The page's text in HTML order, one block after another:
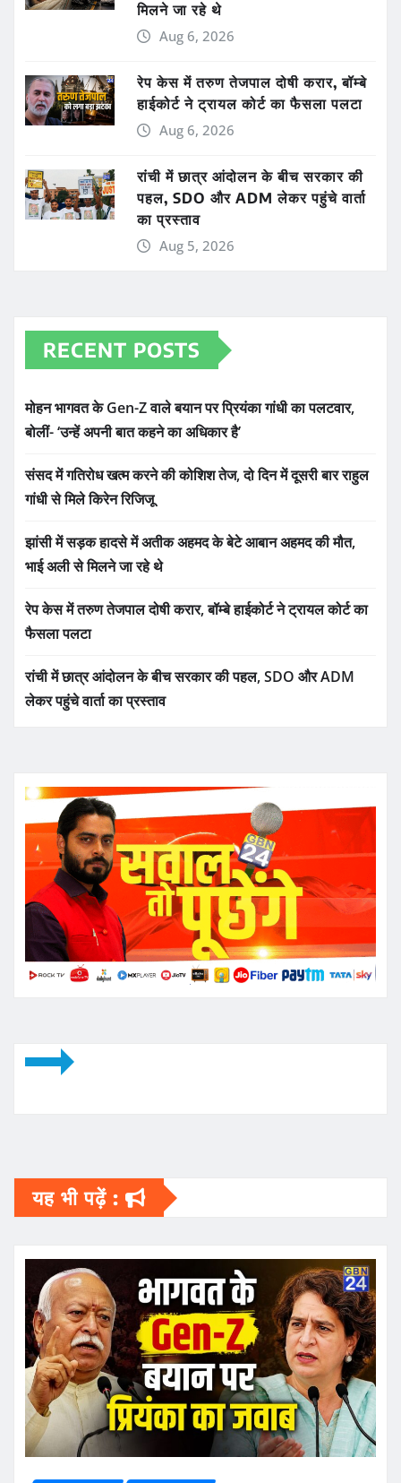
मिलने जा रहे थे
Aug 6, 2026
रेप केस में तरुण तेजपाल दोषी करार, बॉम्बे
हाईकोर्ट ने ट्रायल कोर्ट का फैसला पलटा
Aug 6, 2026
रांची में छात्र आंदोलन के बीच सरकार की
पहल, SDO और ADM लेकर पहुंचे वार्ता
का प्रस्ताव
Aug 5, 2026
RECENT POSTS
मोहन भागवत के Gen-Z वाले बयान पर प्रियंका गांधी का पलटवार,
बोलीं- ‘उन्हें अपनी बात कहने का अधिकार है’
संसद में गतिरोध खत्म करने की कोशिश तेज, दो दिन में दूसरी बार राहुल
गांधी से मिले किरेन रिजिजू
झांसी में सड़क हादसे में अतीक अहमद के बेटे आबान अहमद की मौत,
भाई अली से मिलने जा रहे थे
रेप केस में तरुण तेजपाल दोषी करार, बॉम्बे हाईकोर्ट ने ट्रायल कोर्ट का
फैसला पलटा
रांची में छात्र आंदोलन के बीच सरकार की पहल, SDO और ADM
लेकर पहुंचे वार्ता का प्रस्ताव
यह भी पढ़ें :